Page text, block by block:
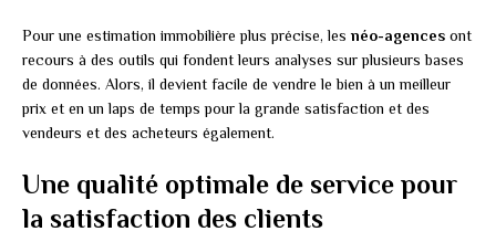
Pour une estimation immobilière plus précise, les néo-agences ont
recours à des outils qui fondent leurs analyses sur plusieurs bases
de données. Alors, il devient facile de vendre le bien à un meilleur
prix et en un laps de temps pour la grande satisfaction et des
vendeurs et des acheteurs également.
Une qualité optimale de service pour
la satisfaction des clients